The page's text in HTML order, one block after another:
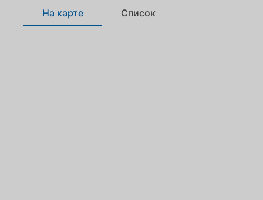
На карте Список